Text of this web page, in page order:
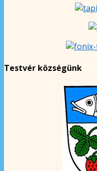
Testvér községünk